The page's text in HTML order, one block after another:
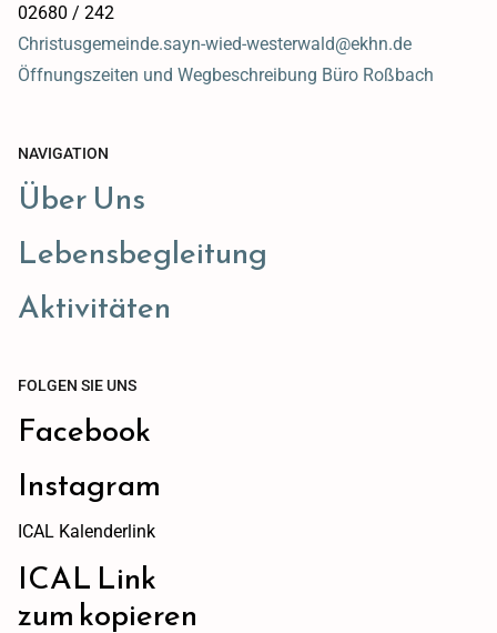
02680 / 242
Christusgemeinde.sayn-wied-westerwald@ekhn.de
Öffnungszeiten und Wegbeschreibung Büro Roßbach
NAVIGATION
Über Uns
Lebensbegleitung
Aktivitäten
FOLGEN SIE UNS
Facebook
Instagram
ICAL Kalenderlink
ICAL Link
zum kopieren